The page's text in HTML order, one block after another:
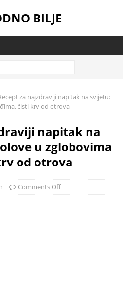
BILJE
za najzdraviji napitak na svijetu:
čisti krv od otrova
napitak na
u zglobovima
od otrova
Comments Off